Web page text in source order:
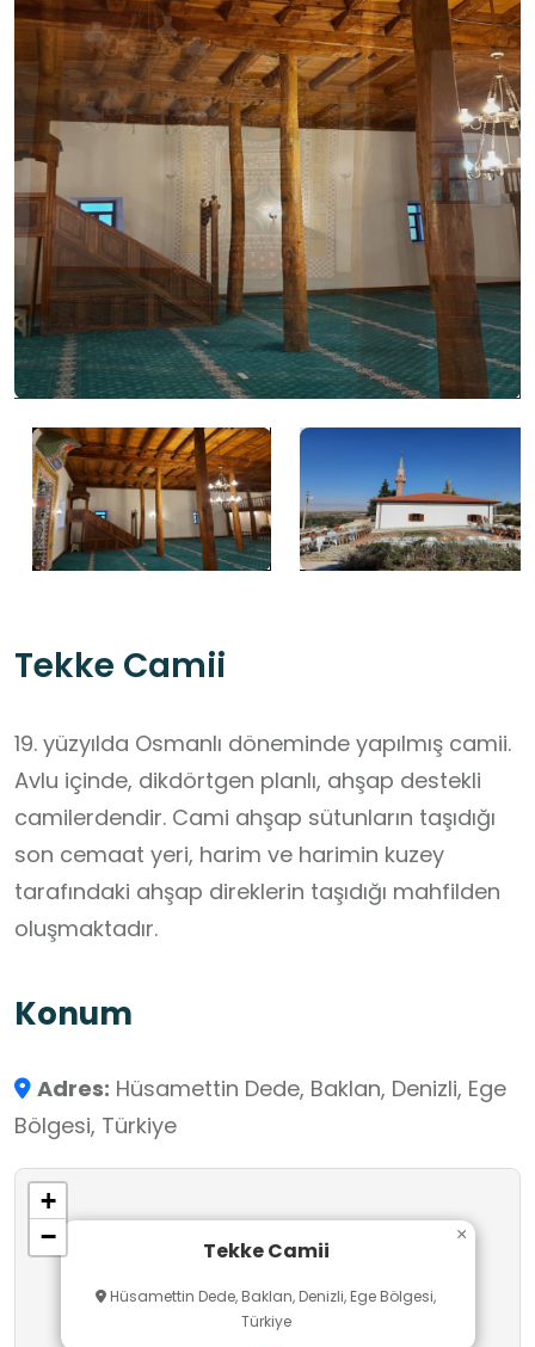
Tekke Camii
19. yüzyılda Osmanlı döneminde yapılmış camii.
Avlu içinde, dikdörtgen planlı, ahşap destekli
camilerdendir. Cami ahşap sütunların taşıdığı
son cemaat yeri, harim ve harimin kuzey
tarafındaki ahşap direklerin taşıdığı mahfilden
oluşmaktadır.
Konum
Adres: Hüsamettin Dede, Baklan, Denizli, Ege
Bölgesi, Türkiye
Tekke Camii
Hüsamettin Dede, Baklan, Denizli, Ege Bölgesi,
Türkiye
×
+
−